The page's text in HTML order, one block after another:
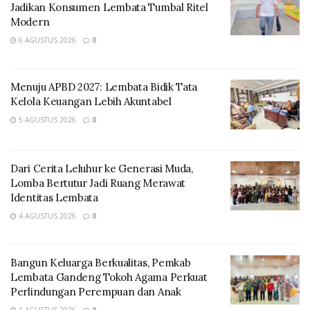
menjadi esensi kehidupan manusia. Menyadari hal ini
maka pemerintah memiliki hak penuh dalam
pembinaan, pengendali dan pengawasan. Sehingga
masyarakat memperoleh makan dan obat yang bergizi
Ia berharap kegiatan ini menjadi momentum bagi kita
untuk meningkatkan kewaspadaan, dan pengetahuan
kita dalam menentukan obat dan makanan yang akan
“Saya berharap agar kegiatan ini mampu
meningkatkan pengawasan dan memperkaya
pengetahuan terhadap obat dan makanan yang akan
Jadikan Konsumen Lembata Tumbal Ritel
Modern
6 AGUSTUS 2026 0
Menuju APBD 2027: Lembata Bidik Tata
Kelola Keuangan Lebih Akuntabel
5 AGUSTUS 2026 0
Dari Cerita Leluhur ke Generasi Muda,
Lomba Bertutur Jadi Ruang Merawat
Identitas Lembata
4 AGUSTUS 2026 0
Bangun Keluarga Berkualitas, Pemkab
Lembata Gandeng Tokoh Agama Perkuat
Perlindungan Perempuan dan Anak